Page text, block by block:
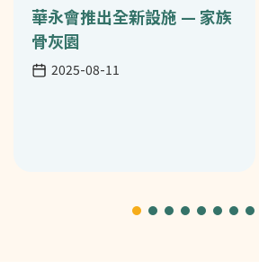
華永會推出全新設施 — 家族
骨灰園
日期2025-08-11